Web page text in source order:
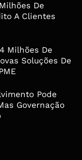
De
A Clientes
Milhões De
Soluções De
Pode
Governação